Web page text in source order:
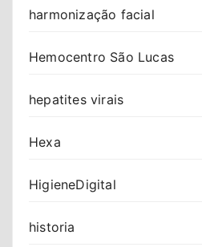
harmonização facial
Hemocentro São Lucas
hepatites virais
Hexa
HigieneDigital
historia